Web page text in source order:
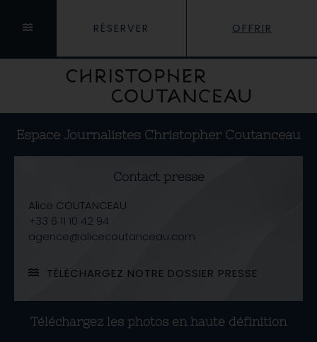
RÉSERVER OFFRIR
Espace Journalistes Christopher Coutanceau
Contact presse
Alice COUTANCEAU
+33 6 11 10 42 94
agence@alicecoutanceau.com
TÉLÉCHARGEZ NOTRE DOSSIER PRESSE
Téléchargez les photos en haute définition